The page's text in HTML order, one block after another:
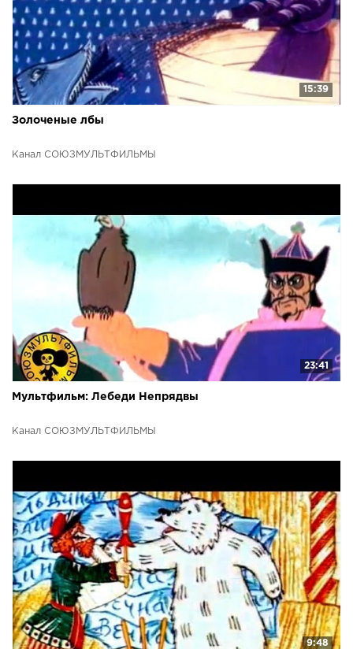
15:39
Золоченые лбы
Канал СОЮЗМУЛЬТФИЛЬМЫ
23:41
Мультфильм: Лебеди Непрядвы
Канал СОЮЗМУЛЬТФИЛЬМЫ
9:48